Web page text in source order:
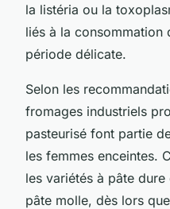
la listéria ou la
liés à la consommation
période délicate.
Selon les
fromages industriels
pasteurisé font partie
les femmes enceintes.
les variétés à pâte
pâte molle, dès lors